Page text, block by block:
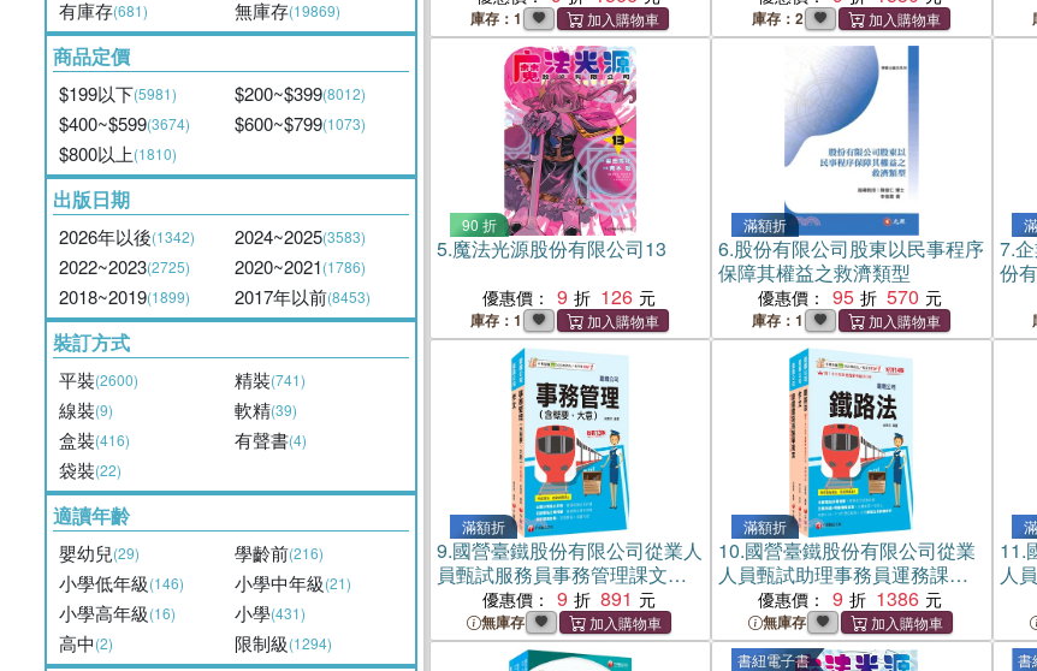
有庫存(681) 無庫存(19869)
商品定價
$199以下(5981) $200~$399(8012)
$400~$599(3674) $600~$799(1073)
$800以上(1810)
出版日期
2026年以後(1342) 2024~2025(3583)
2022~2023(2725) 2020~2021(1786)
2018~2019(1899) 2017年以前(8453)
裝訂方式
平裝(2600) 精裝(741)
線裝(9) 軟精(39)
盒裝(416) 有聲書(4)
袋裝(22)
適讀年齡
嬰幼兒(29) 學齡前(216)
小學低年級(146) 小學中年級(21)
小學高年級(16) 小學(431)
高中(2) 限制級(1294)
庫存：1 庫存：2
90 折
5.魔法光源股份有限公司13
優惠價： 9 126
庫存：1
滿額折
6.股份有限公司股東以民事程序
保障其權益之救濟類型
優惠價： 95 570
庫存：1
7.
份
滿額折
9.國營臺鐵股份有限公司從業人
員甄試服務員事務管理課文版
套書（共二冊）
優惠價： 9 891
無庫存
滿額折
10.國營臺鐵股份有限公司從業
人員甄試助理事務員運務課文
版套書（共三冊）
優惠價： 9 1386
無庫存
11.
人
書
書紐電子書 書